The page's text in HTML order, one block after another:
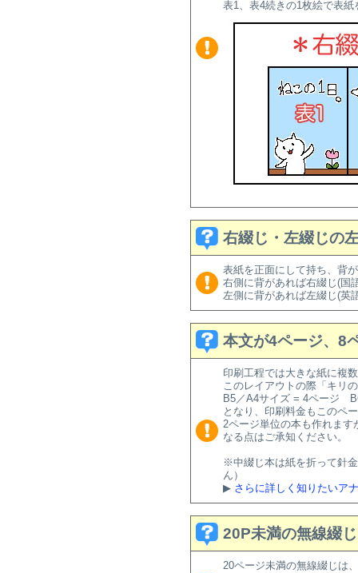
表1、表4続きの1枚絵で表
右綴じ・左綴じの
表紙を正面にして持ち、背
右側に背があれば右綴じ(国
左側に背があれば左綴じ(英
本文が4ページ、8
印刷工程では大きな紙に複
このレイアウトの際「キリ
B5／A4サイズ = 4ページ
となり、印刷料金もこのペ
2ページ単位の本も作れま
なる点はご承知ください。
※中綴じ本は紙を折って針
ん）
▶ さらに詳しく知りたいア
20P未満の無線綴
20ページ未満の無線綴じは